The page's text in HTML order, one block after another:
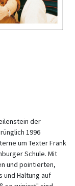
der
1996
um Texter Frank
Schule. Mit
und pointierten,
und Haltung auf